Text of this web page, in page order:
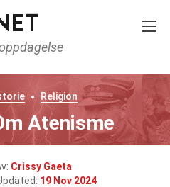
Religion
Atenisme
Crissy Gaeta
19 Nov 2024